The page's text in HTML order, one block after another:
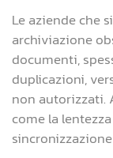
Le aziende che
archiviazione
documenti,
duplicazioni,
non autorizzati.
come la